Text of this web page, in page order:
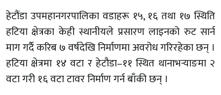
हेटौंडा उपमहानगरपालिका वडाहरू १५, १६ तथा १७ स्थिति
हटिया क्षेत्रका केही स्थानीयले प्रसारण लाइनको रुट सार्न
माग गर्दै करिब ७ वर्षदेखि निर्माणमा अवरोध गरिरहेका छन् ।
हटिया क्षेत्रमा १४ वटा र हेटौडा–११ स्थित थानाभर्‍याङमा २
वटा गरी १६ वटा टावर निर्माण गर्न बाँकी छन् ।